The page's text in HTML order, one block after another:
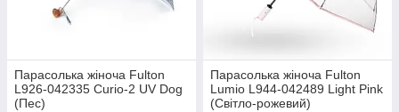
Парасолька жіноча Fulton
L926-042335 Curio-2 UV Dog
(Пес)
Парасолька жіноча Fulton
Lumio L944-042489 Light Pink
(Світло-рожевий)